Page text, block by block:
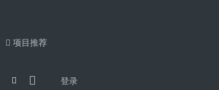
项目推荐
登录